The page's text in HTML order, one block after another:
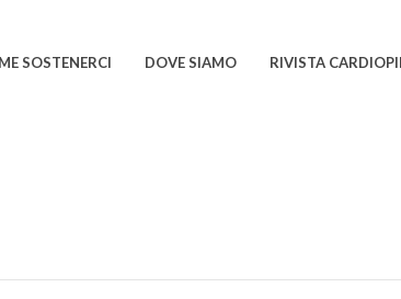
SOSTENERCI DOVE SIAMO RIVISTA